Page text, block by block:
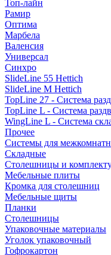
Топ-лайн
Рамир
Оптима
Марбела
Валенсия
Универсал
Синхро
SlideLine 55 Hettich
SlideLine M Hettich
TopLine 27 - Система
TopLine L - Система
WingLine L - Система
Прочее
Системы для
Складные
Столешницы и
Мебельные плиты
Кромка для столешниц
Мебельные щиты
Планки
Столешницы
Упаковочные материалы
Уголок упаковочный
Гофрокартон